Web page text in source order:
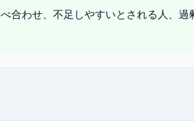
合わせ、不足しやすいとされる人、過